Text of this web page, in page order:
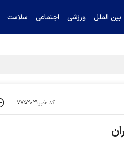
بین الملل ورزشی اجتماعی سلامت
کد خبر:۷۷۵۲۰۳